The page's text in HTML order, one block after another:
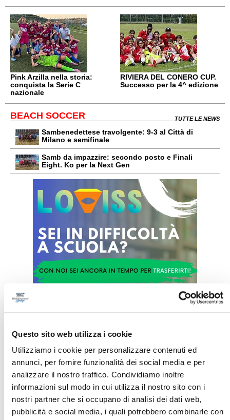
Questo sito web utilizza i cookie
Utilizziamo i cookie per personalizzare contenuti ed
annunci, per fornire funzionalità dei social media e per
analizzare il nostro traffico. Condividiamo inoltre
informazioni sul modo in cui utilizza il nostro sito con i
nostri partner che si occupano di analisi dei dati web,
pubblicità e social media, i quali potrebbero combinarle con
Pink Arzilla nella storia:
conquista la Serie C
nazionale
RIVIERA DEL CONERO CUP.
Successo per la 4^ edizione
BEACH SOCCER TUTTE LE NEWS
Sambenedettese travolgente: 9-3 al Città di
Milano e semifinale
Samb da impazzire: secondo posto e Finali
Eight. Ko per la Next Gen